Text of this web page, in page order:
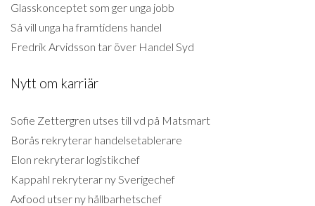
Glasskonceptet som ger unga jobb
Så vill unga ha framtidens handel
Fredrik Arvidsson tar över Handel Syd
Nytt om karriär
Sofie Zettergren utses till vd på Matsmart
Borås rekryterar handelsetablerare
Elon rekryterar logistikchef
Kappahl rekryterar ny Sverigechef
Axfood utser ny hållbarhetschef